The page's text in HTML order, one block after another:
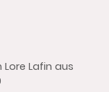
Lafin aus